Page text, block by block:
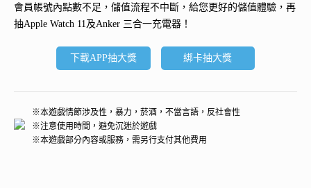
會員帳號內點數不足，儲值流程不中斷，給您更好的儲值體驗，再
抽Apple Watch 11及Anker 三合一充電器 ！
下載APP抽大獎 綁卡抽大獎
※本遊戲情節涉及性，暴力，菸酒，不當言語，反社會性
※注意使用時間，避免沉迷於遊戲
※本遊戲部分內容或服務，需另行支付其他費用